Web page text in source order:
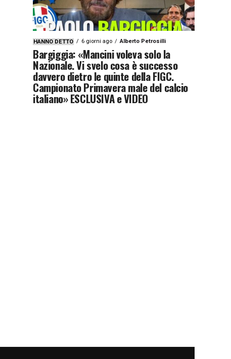
HANNO DETTO 6 giorni ago Alberto Petrosilli
Bargiggia: «Mancini voleva solo la
Nazionale. Vi svelo cosa è successo
davvero dietro le quinte della FIGC.
Campionato Primavera male del calcio
italiano» ESCLUSIVA e VIDEO